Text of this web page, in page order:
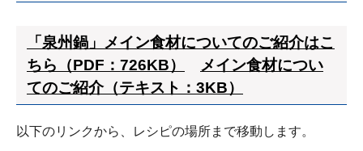
「泉州鍋」メイン食材についてのご紹介はこ
ちら（PDF：726KB）
メイン食材につい
てのご紹介（テキスト：3KB）
以下のリンクから、レシピの場所まで移動します。